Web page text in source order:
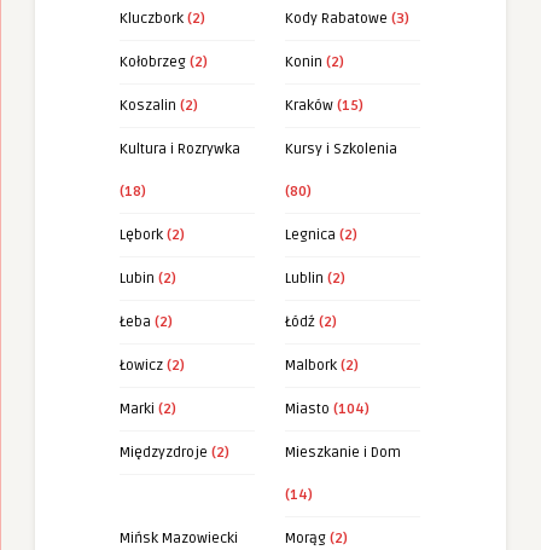
Kluczbork (2) Kody Rabatowe (3)
Kołobrzeg (2) Konin (2)
Koszalin (2) Kraków (15)
Kultura i Rozrywka
(18)
Kursy i Szkolenia
(80)
Lębork (2) Legnica (2)
Lubin (2) Lublin (2)
Łeba (2) Łódź (2)
Łowicz (2) Malbork (2)
Marki (2) Miasto (104)
Międzyzdroje (2) Mieszkanie i Dom
(14)
Mińsk Mazowiecki Morąg (2)